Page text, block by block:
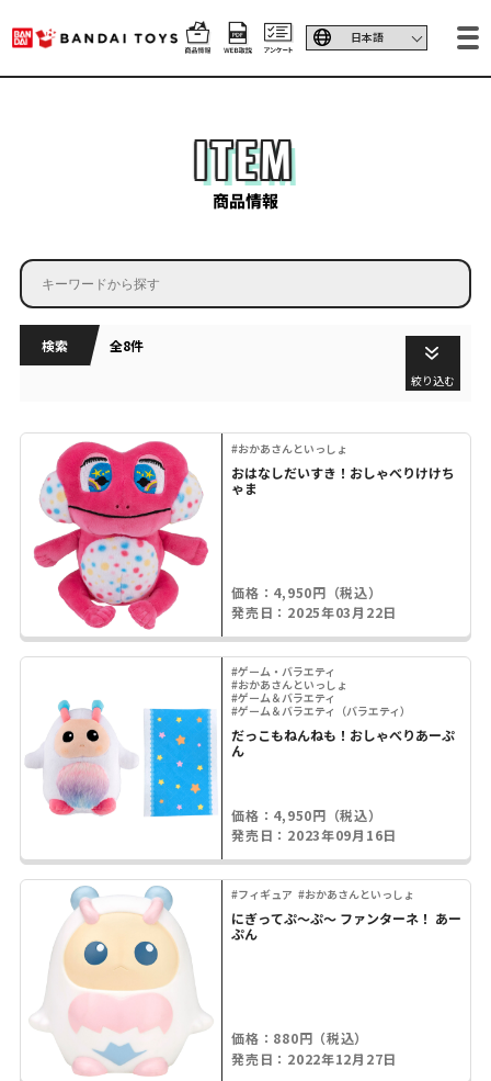
ITEM
商品情報
検索 全8件
絞り込む
#おかあさんといっしょ
おはなしだいすき！おしゃべりけけち
ゃま
価格：4,950円（税込）
発売日：2025年03月22日
#ゲーム・バラエティ
#おかあさんといっしょ
#ゲーム＆バラエティ
#ゲーム＆バラエティ（バラエティ）
だっこもねんねも！おしゃべりあーぷ
ん
価格：4,950円（税込）
発売日：2023年09月16日
#フィギュア #おかあさんといっしょ
にぎってぷ～ぷ～ ファンターネ！ あー
ぷん
価格：880円（税込）
発売日：2022年12月27日